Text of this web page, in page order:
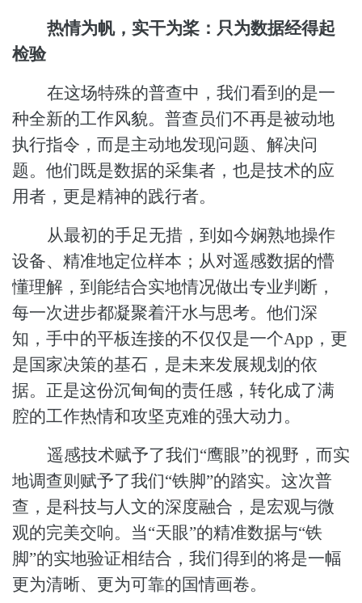
热情为帆，实干为桨：只为数据经得起
检验
在这场特殊的普查中，我们看到的是一
种全新的工作风貌。普查员们不再是被动地
执行指令，而是主动地发现问题、解决问
题。他们既是数据的采集者，也是技术的应
用者，更是精神的践行者。
从最初的手足无措，到如今娴熟地操作
设备、精准地定位样本；从对遥感数据的懵
懂理解，到能结合实地情况做出专业判断，
每一次进步都凝聚着汗水与思考。他们深
知，手中的平板连接的不仅仅是一个App，更
是国家决策的基石，是未来发展规划的依
据。正是这份沉甸甸的责任感，转化成了满
腔的工作热情和攻坚克难的强大动力。
遥感技术赋予了我们“鹰眼”的视野，而实
地调查则赋予了我们“铁脚”的踏实。这次普
查，是科技与人文的深度融合，是宏观与微
观的完美交响。当“天眼”的精准数据与“铁
脚”的实地验证相结合，我们得到的将是一幅
更为清晰、更为可靠的国情画卷。